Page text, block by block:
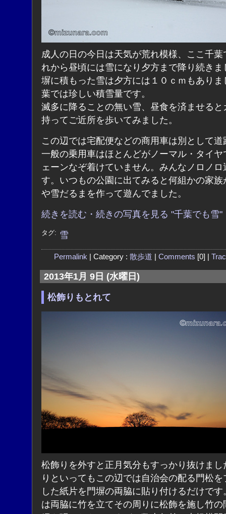
成人の日の今日は天気が荒れ模様、ここ千葉
れから昼頃には雪になり夕方まで降り続きま
塀に積もった雪は夕方には１０ｃｍもありま
葉では珍しい積雪量です。
滅多に降ることの無い雪、昼食を済ませると
持ってご近所を歩いてみました。
この辺では宅配便などの商用車は別として道
一般の乗用車はほとんどがノーマル・タイヤ
ェーンなぞ着けていません。みんなノロノロ
す。いつもの公園に出てみると何組かの家族
や雪だるまを作って遊んでました。
続きを読む・続きの写真を見る "千葉でも雪"
タグ: 雪
Permalink | Category : 散歩道 Comments [0] |
2013年1月 9日 (水曜日)
松飾りもとれて
松飾りを外すと正月気分もすっかり抜けまし
りといってもこの辺では自治会の配る門松を
した紙片を門塀の両脇に貼り付けるだけです
は両脇に竹を立てその周りに松飾を施し竹の